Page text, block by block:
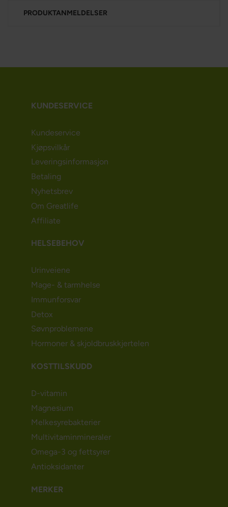
PRODUKTANMELDELSER
KUNDESERVICE
Kundeservice
Kjøpsvilkår
Leveringsinformasjon
Betaling
Nyhetsbrev
Om Greatlife
Affiliate
HELSEBEHOV
Urinveiene
Mage- & tarmhelse
Immunforsvar
Detox
Søvnproblemene
Hormoner & skjoldbruskkjertelen
KOSTTILSKUDD
D-vitamin
Magnesium
Melkesyrebakterier
Multivitaminmineraler
Omega-3 og fettsyrer
Antioksidanter
MERKER